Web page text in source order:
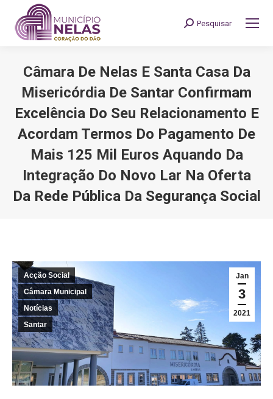
Search:
Pesquisar
Câmara De Nelas E Santa Casa Da
Misericórdia De Santar Confirmam
Excelência Do Seu Relacionamento E
Acordam Termos Do Pagamento De
Mais 125 Mil Euros Aquando Da
Integração Do Novo Lar Na Oferta
Da Rede Pública Da Segurança Social
Jan
3
2021
Acção Social
Câmara Municipal
Notícias
Santar